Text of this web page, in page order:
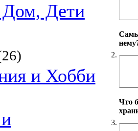
Дети
и Хобби
2.
3.
Что